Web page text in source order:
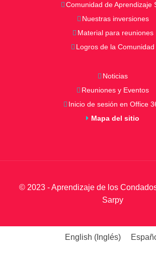
Comunidad de Aprendizaje
Nuestras inversiones
Material para reuniones
Logros de la Comunidad
Noticias
Reuniones y Eventos
Inicio de sesión en Office
Mapa del sitio
© 2023 - Aprendizaje de los
Sarpy
English ( Inglés)